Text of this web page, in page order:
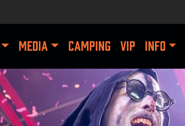
MEDIA CAMPING VIP INFO